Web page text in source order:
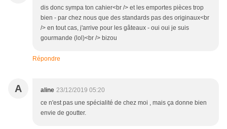
dis donc sympa ton cahier<br /> et les emportes pièces trop
bien - par chez nous que des standards pas des originaux<br
/> en tout cas, j'arrive pour les gâteaux - oui oui je suis
gourmande (lol)<br /> bizou
Répondre
A aline 23/12/2019 05:20
ce n'est pas une spécialité de chez moi , mais ça donne bien
envie de goutter.